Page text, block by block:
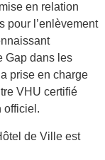
en relation
pour l’enlèvement
Gap dans les
prise en charge
VHU certifié
officiel.
de Ville est